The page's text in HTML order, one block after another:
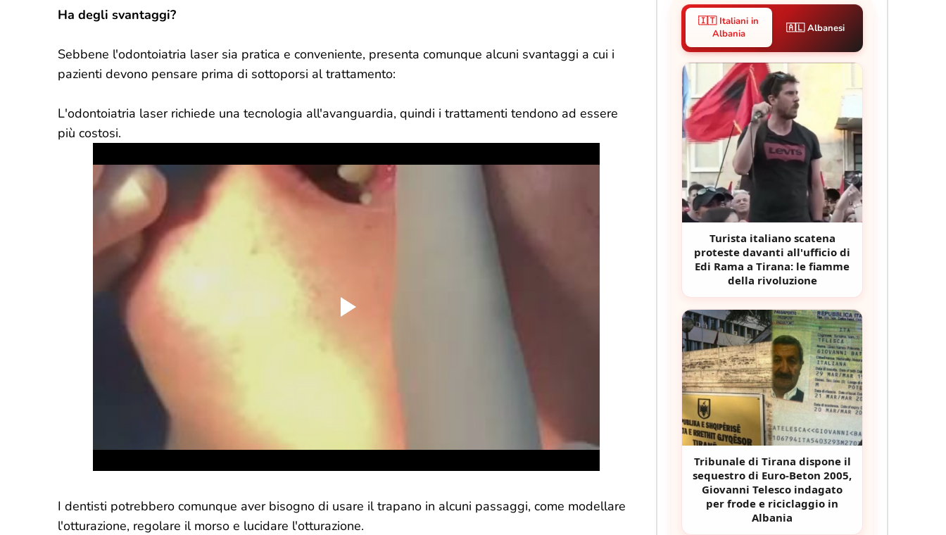
Ha degli svantaggi?
Sebbene l'odontoiatria laser sia pratica e conveniente, presenta comunque alcuni svantaggi a cui i
pazienti devono pensare prima di sottoporsi al trattamento:
L'odontoiatria laser richiede una tecnologia all'avanguardia, quindi i trattamenti tendono ad essere
più costosi.
I dentisti potrebbero comunque aver bisogno di usare il trapano in alcuni passaggi, come modellare
l'otturazione, regolare il morso e lucidare l'otturazione.
🇮🇹 Italiani in
Albania
🇦🇱 Albanesi
Turista italiano scatena
proteste davanti all'ufficio di
Edi Rama a Tirana: le fiamme
della rivoluzione
Tribunale di Tirana dispone il
sequestro di Euro-Beton 2005,
Giovanni Telesco indagato
per frode e riciclaggio in
Albania